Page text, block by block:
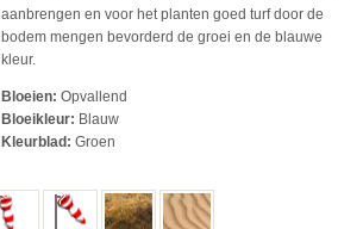
aanbrengen en voor het planten goed turf door de
bodem mengen bevorderd de groei en de blauwe
kleur.
Bloeien: Opvallend
Bloeikleur: Blauw
Kleurblad: Groen